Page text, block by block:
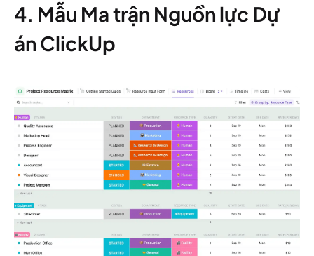
4. Mẫu Ma trận Nguồn lực Dự
án ClickUp